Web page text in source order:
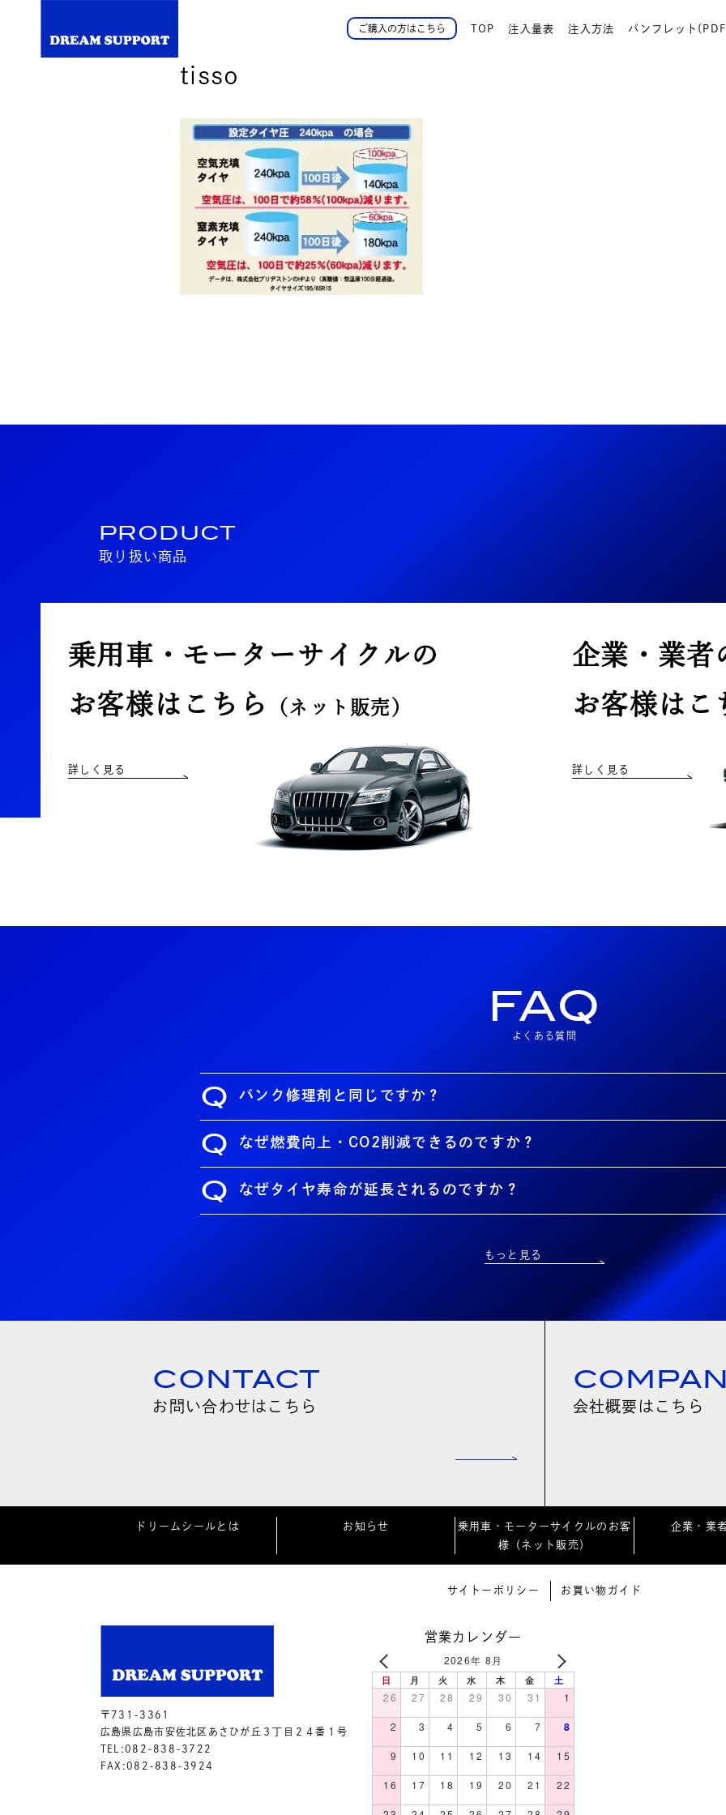
ご購入の方はこちら TOP 注入量表 注入方法 パンフレット
tisso
PRODUCT
取り扱い商品
乗用車・モーターサイクルの
お客様はこちら
（ネット販売）
詳しく見る
企業・業者
お客様はこ
詳しく見る
FAQ
よくある質問
Q パンク修理剤と同じですか？
Q なぜ燃費向上・CO2削減できるのですか？
Q なぜタイヤ寿命が延長されるのですか？
もっと見る
CONTACT
お問い合わせはこちら 会社概要はこちら
ドリームシールとは お知らせ
乗用車・モーターサイクルのお客
様（ネット販売）
企業・業
サイトーポリシー お買い物ガイド
〒731-3361
広島県広島市安佐北区あさひが丘３丁目２４番１号
TEL:082-838-3722
FAX:082-838-3924
営業カレンダー
2026年 8月
日 月 火 水 木 金 土
26 27 28 29 30 31 1
2 3 4 5 6 7 8
9 10 11 12 13 14 15
16 17 18 19 20 21 22